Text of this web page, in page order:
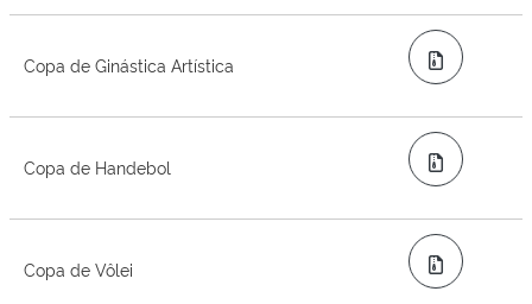
Copa de Ginástica Artística Zip
Copa de Handebol Zip
Copa de Vôlei Zip